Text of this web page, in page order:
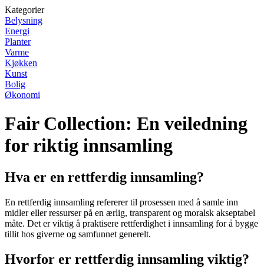
Kategorier
Belysning
Energi
Planter
Varme
Kjøkken
Kunst
Bolig
Økonomi
Fair Collection: En veiledning
for riktig innsamling
Hva er en rettferdig innsamling?
En rettferdig innsamling refererer til prosessen med å samle inn
midler eller ressurser på en ærlig, transparent og moralsk akseptabel
måte. Det er viktig å praktisere rettferdighet i innsamling for å bygge
tillit hos giverne og samfunnet generelt.
Hvorfor er rettferdig innsamling viktig?